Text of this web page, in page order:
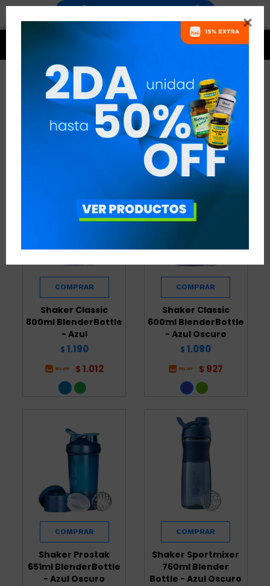

PRODUCTOS BLENDER BOTTLE
RECOMENDADOS
Shaker Classic
800ml BlenderBottle
- Azul
$ 1.190
$ 1.012
Shaker Classic
600ml BlenderBottle
- Azul Oscuro
$ 1.090
$ 927
Shaker Prostak
651ml BlenderBottle
- Azul Oscuro
Shaker Sportmixer
760ml Blender
Bottle - Azul Oscuro